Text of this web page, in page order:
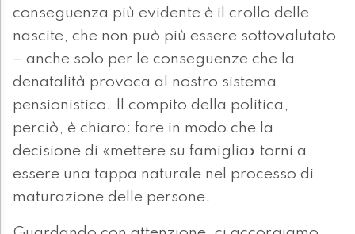
conseguenza più evidente è il crollo delle
nascite, che non può più essere sottovalutato
– anche solo per le conseguenze che la
denatalità provoca al nostro sistema
pensionistico. Il compito della politica,
perciò, è chiaro: fare in modo che la
decisione di «mettere su famiglia» torni a
essere una tappa naturale nel processo di
maturazione delle persone.